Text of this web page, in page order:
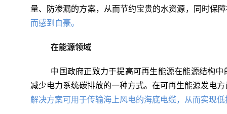
量、防渗漏的方案，从而节约宝贵的水资源，同时保
而感到自豪。
在能源领域
中国政府正致力于提高可再生能源在能源结构
减少电力系统碳排放的一种方式。在可再生能源发电
解决方案可用于传输海上风电的海底电缆，从而实现